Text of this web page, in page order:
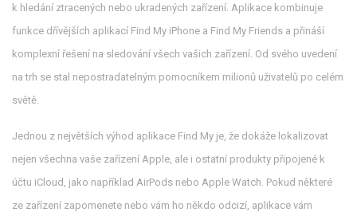
k hledání ztracených nebo ukradených zařízení. Aplikace kombinuje
funkce dřívějších aplikací Find My iPhone a Find My Friends a přináší
komplexní řešení na sledování všech vašich zařízení. Od svého uvedení
na trh se stal nepostradatelným pomocníkem milionů uživatelů po celém
světě.
Jednou z největších výhod aplikace Find My je, že dokáže lokalizovat
nejen všechna vaše zařízení Apple, ale i ostatní produkty připojené k
účtu iCloud, jako například AirPods nebo Apple Watch. Pokud některé
ze zařízení zapomenete nebo vám ho někdo odcizí, aplikace vám